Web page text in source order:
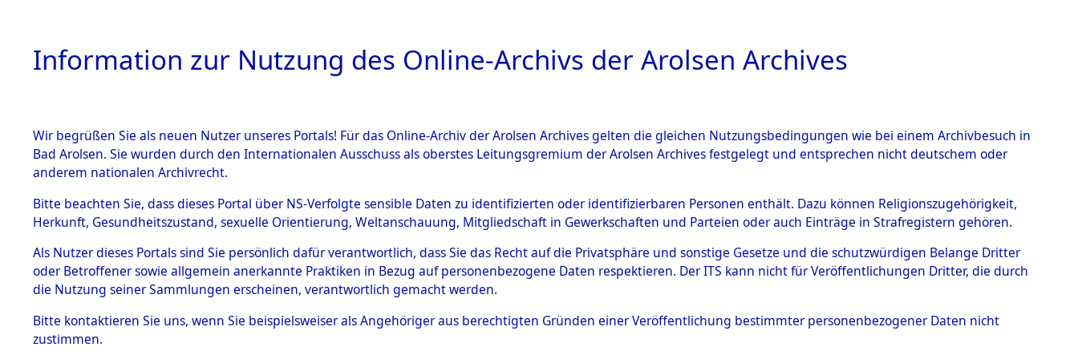
HOME BESTANDSBESCHREIBUNG ARCHIVALE ÜBERSICHT BILD
BESTÄNDE
Inhaftierungsdoku
mente
5. Verschiedenes
Todesmärsche
5.3.1 Alliierte
Ermittlung des Ablaufs und der Routen von
Evakuierungsmärschen, die Feststellung der Anzahl unbekannter
Toter aus Konzentrationslagern und der Ort ihrer Grablegungen:
Fehlanzeigen→0003 (84627615)→0163 (84627650)
Information zur Nutzung des Online-Archivs der Arolsen Archives
Wir begrüßen Sie als neuen Nutzer unseres Portals! Für das Online-Archiv der Arolsen Archives gelten die gleichen Nutzungsbedingungen wie bei einem Archivbesuch in
Bad Arolsen. Sie wurden durch den Internationalen Ausschuss als oberstes Leitungsgremium der Arolsen Archives festgelegt und entsprechen nicht deutschem oder
anderem nationalen Archivrecht.
Bitte beachten Sie, dass dieses Portal über NS-Verfolgte sensible Daten zu identifizierten oder identifizierbaren Personen enthält. Dazu können Religionszugehörigkeit,
Herkunft, Gesundheitszustand, sexuelle Orientierung, Weltanschauung, Mitgliedschaft in Gewerkschaften und Parteien oder auch Einträge in Strafregistern gehören.
Als Nutzer dieses Portals sind Sie persönlich dafür verantwortlich, dass Sie das Recht auf die Privatsphäre und sonstige Gesetze und die schutzwürdigen Belange Dritter
oder Betroffener sowie allgemein anerkannte Praktiken in Bezug auf personenbezogene Daten respektieren. Der ITS kann nicht für Veröffentlichungen Dritter, die durch
die Nutzung seiner Sammlungen erscheinen, verantwortlich gemacht werden.
Bitte kontaktieren Sie uns, wenn Sie beispielsweiser als Angehöriger aus berechtigten Gründen einer Veröffentlichung bestimmter personenbezogener Daten nicht
zustimmen.